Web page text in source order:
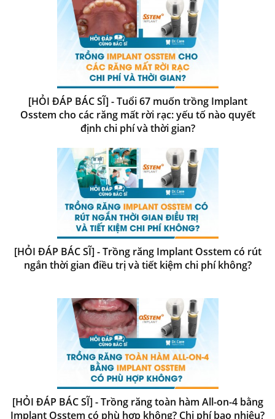
[HỎI ĐÁP BÁC SĨ] - Tuổi 67 muốn trồng Implant
Osstem cho các răng mất rời rạc: yếu tố nào quyết
định chi phí và thời gian?
[HỎI ĐÁP BÁC SĨ] - Trồng răng Implant Osstem có rút
ngắn thời gian điều trị và tiết kiệm chi phí không?
[HỎI ĐÁP BÁC SĨ] - Trồng răng toàn hàm All-on-4 bằng
Implant Osstem có phù hợp không? Chi phí bao nhiêu?